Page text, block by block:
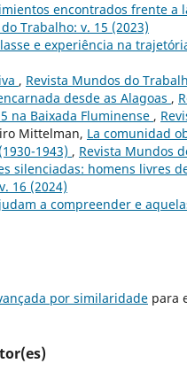
encontrados frente a
Trabalho: v. 15 (2023)
e experiência na
, Revista Mundos do
desde as Alagoas ,
na Baixada Fluminense ,
Mittelman, La comunidad
1943) , Revista Mundos
silenciadas: homens livres
16 (2024)
a compreender e
por similaridade para